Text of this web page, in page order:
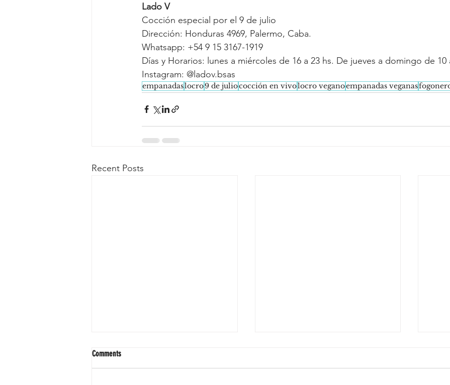
Lado V
Cocción especial por el 9 de julio
Dirección: Honduras 4969, Palermo, Caba.
Whatsapp: +54 9 15 3167-1919
Días y Horarios: lunes a miércoles de 16 a 23 hs. De jueves a domingo de 10
Instagram: @ladov.bsas
empanadaslocro9 de juliococción en vivolocro veganoempanadas veganas
Recent Posts
Comments